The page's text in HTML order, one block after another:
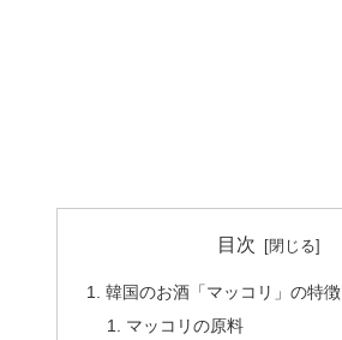
目次
韓国のお酒「マッコリ」の特徴
マッコリの原料